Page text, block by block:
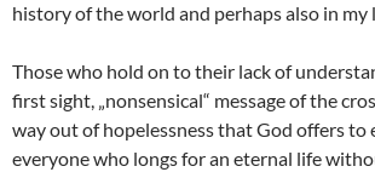
history of the world and perhaps also in my
Those who hold on to their lack of
first sight, „nonsensical“ message of the
way out of hopelessness that God offers to
everyone who longs for an eternal life